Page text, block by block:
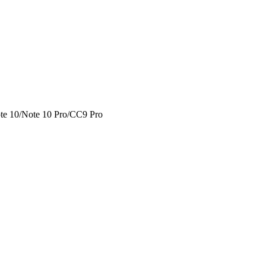
10/Note 10 Pro/CC9 Pro